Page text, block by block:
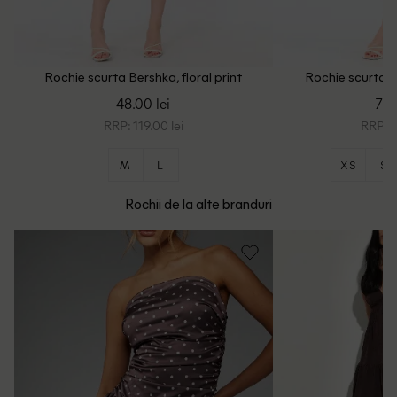
Rochie scurta Bershka, floral print
48.00 lei
RRP: 119.00 lei
M L
Rochie scurta
RRP:
XS S
Rochii de la alte branduri